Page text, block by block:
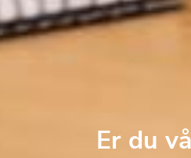
Er du